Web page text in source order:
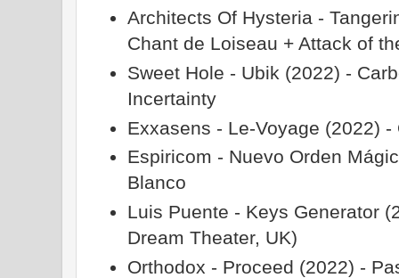
Architects Of Hysteria -
Chant de Loiseau + Attack of
Sweet Hole - Ubik (2022) -
Incertainty
Exxasens - Le-Voyage (2022)
Espiricom - Nuevo Orden
Blanco
Luis Puente - Keys Generator
Dream Theater, UK)
Orthodox - Proceed (2022) -